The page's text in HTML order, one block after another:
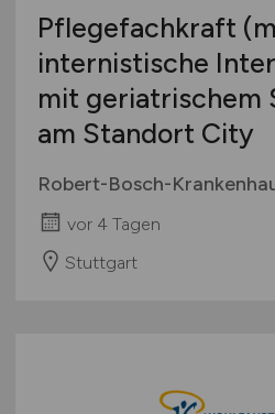
Pflegefachkraft
internistische
mit geriatrischem
am Standort City
Robert-Bosch-
vor 4 Tagen
Stuttgart